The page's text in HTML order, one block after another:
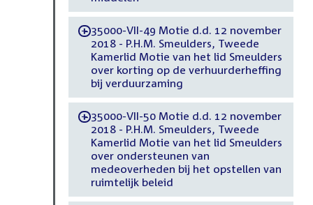
-35000-VII-49 Motie d.d. 12 november
2018 - P.H.M. Smeulders, Tweede
Kamerlid Motie van het lid Smeulders
over korting op de verhuurderheffing
bij verduurzaming
-35000-VII-50 Motie d.d. 12 november
2018 - P.H.M. Smeulders, Tweede
Kamerlid Motie van het lid Smeulders
over ondersteunen van
medeoverheden bij het opstellen van
ruimtelijk beleid